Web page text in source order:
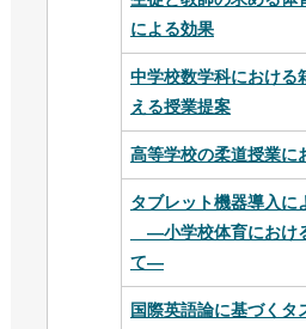
による効果
中学校数学科における
える授業提案
高等学校の柔道授業に
タブレット機器導入に
―小学校体育におけ
て―
国際英語論に基づくタ